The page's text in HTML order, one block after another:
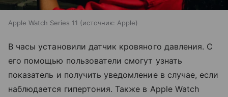
Apple Watch Series 11 источник: Apple
В часы установили датчик кровяного давления. С
его помощью пользователи смогут узнать
показатель и получить уведомление в случае, если
наблюдается гипертония. Также в Apple Watch